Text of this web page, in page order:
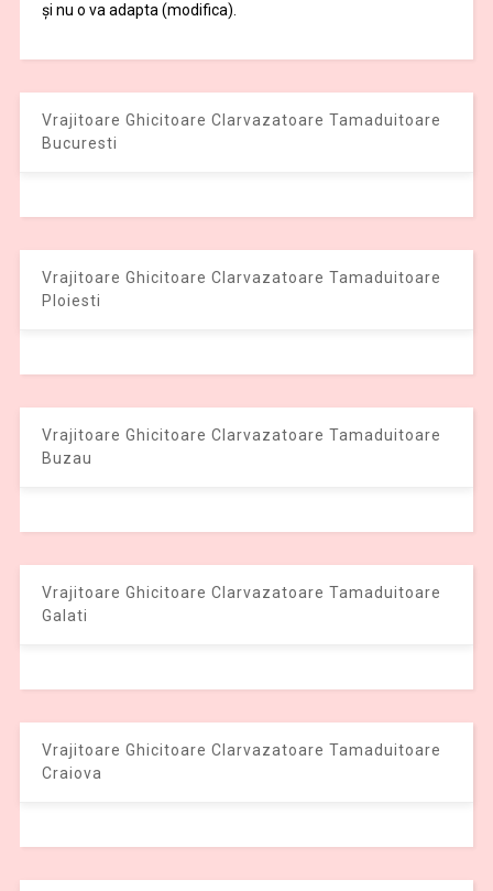
și nu o va adapta (modifica).
Vrajitoare Ghicitoare Clarvazatoare Tamaduitoare
Bucuresti
Vrajitoare Ghicitoare Clarvazatoare Tamaduitoare
Ploiesti
Vrajitoare Ghicitoare Clarvazatoare Tamaduitoare
Buzau
Vrajitoare Ghicitoare Clarvazatoare Tamaduitoare
Galati
Vrajitoare Ghicitoare Clarvazatoare Tamaduitoare
Craiova